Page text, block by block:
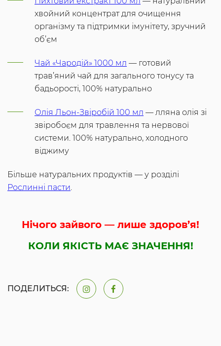
хвойний концентрат для очищення
організму та підтримки імунітету, зручний
об’єм
Чай «Чародій» 1000 мл — готовий
трав’яний чай для загального тонусу та
бадьорості, 100% натурально
Олія Льон-Звіробій 100 мл — лляна олія зі
звіробоєм для травлення та нервової
системи. 100% натурально, холодного
віджиму
Більше натуральних продуктів — у розділі
Рослинні пасти.
Нічого зайвого — лише здоров’я!
КОЛИ ЯКІСТЬ МАЄ ЗНАЧЕННЯ!
ПОДЕЛИТЬСЯ: